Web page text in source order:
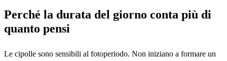
Perché la durata del giorno conta più di
quanto pensi
Le cipolle sono sensibili al fotoperiodo. Non iniziano a formare un